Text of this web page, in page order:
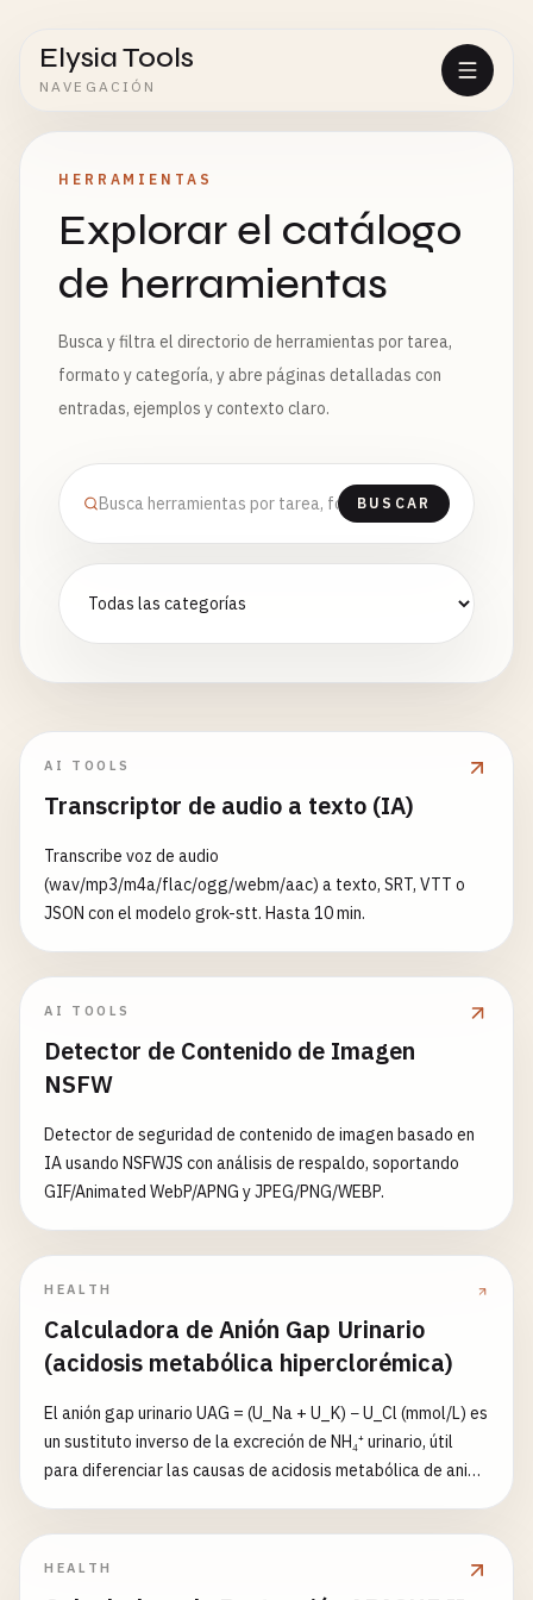
Elysia Tools
NAVEGACIÓN
HERRAMIENTAS
Explorar el catálogo
de herramientas
Busca y filtra el directorio de herramientas por tarea,
formato y categoría, y abre páginas detalladas con
entradas, ejemplos y contexto claro.
BUSCAR
AI TOOLS
Transcriptor de audio a texto (IA)
Transcribe voz de audio
(wav/mp3/m4a/flac/ogg/webm/aac) a texto, SRT, VTT o
JSON con el modelo grok-stt. Hasta 10 min.
AI TOOLS
Detector de Contenido de Imagen
NSFW
Detector de seguridad de contenido de imagen basado en
IA usando NSFWJS con análisis de respaldo, soportando
GIF/Animated WebP/APNG y JPEG/PNG/WEBP.
HEALTH
Calculadora de Anión Gap Urinario
(acidosis metabólica hiperclorémica)
El anión gap urinario UAG = (U_Na + U_K) − U_Cl (mmol/L) es
un sustituto inverso de la excreción de NH₄⁺ urinario, útil
para diferenciar las causas de acidosis metabólica de anión
HEALTH